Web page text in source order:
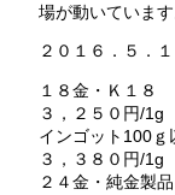
場が動いています
２０１６．５．
１８金・Ｋ１
３，２５０円/1g
インゴット100
３，３８０円/1g
２４金・純金製